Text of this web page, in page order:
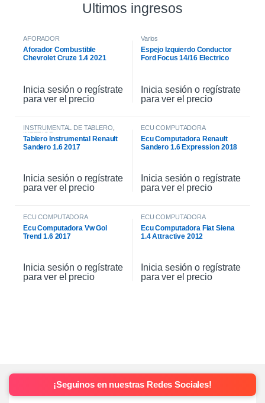
Ultimos ingresos
AFORADOR
Aforador Combustible
Chevrolet Cruze 1.4 2021
Inicia sesión o regístrate
para ver el precio
Varios
Espejo Izquierdo Conductor
Ford Focus 14/16 Electrico
Inicia sesión o regístrate
para ver el precio
INSTRUMENTAL DE TABLERO
INTERIOR
Tablero Instrumental Renault
Sandero 1.6 2017
Inicia sesión o regístrate
para ver el precio
ECU COMPUTADORA
Ecu Computadora Renault
Sandero 1.6 Expression 2018
Inicia sesión o regístrate
para ver el precio
ECU COMPUTADORA
Ecu Computadora Vw Gol
Trend 1.6 2017
Inicia sesión o regístrate
para ver el precio
ECU COMPUTADORA
Ecu Computadora Fiat Siena
1.4 Attractive 2012
Inicia sesión o regístrate
para ver el precio
¡Seguinos en nuestras Redes Sociales!